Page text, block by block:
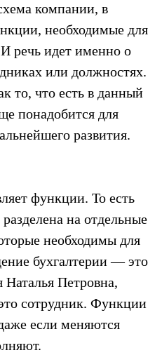
компании, в
необходимые для
речь идет именно о
или должностях.
то, что есть в данный
понадобится для
развития.
функции. То есть
на отдельные
необходимы для
бухгалтерии — это
Петровна,
сотрудник. Функции
если меняются